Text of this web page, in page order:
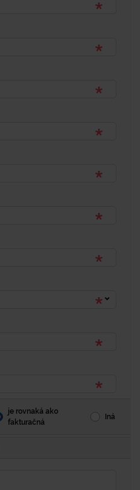
je rovnaká ako
fakturačná
Iná